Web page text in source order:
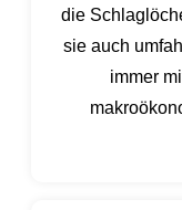
die
sie auch
immer